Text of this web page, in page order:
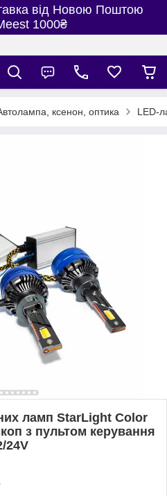
від Новою Поштою
1000₴
ксенон, оптика LED-
ламп StarLight Color
з пультом керування
24V